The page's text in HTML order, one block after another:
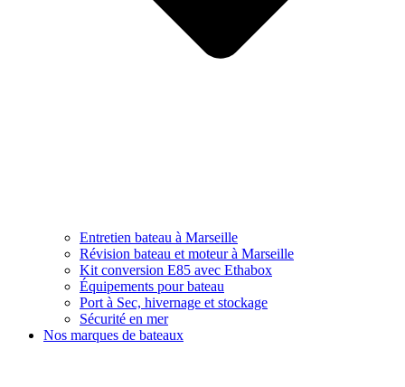
Entretien bateau à Marseille
Révision bateau et moteur à Marseille
Kit conversion E85 avec Ethabox
Équipements pour bateau
Port à Sec, hivernage et stockage
Sécurité en mer
Nos marques de bateaux